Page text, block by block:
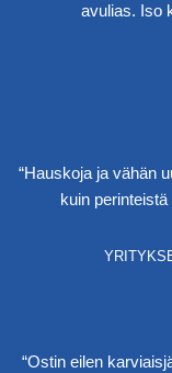
avulias. Iso
“Hauskoja ja vähän
kuin
“Ostin eilen